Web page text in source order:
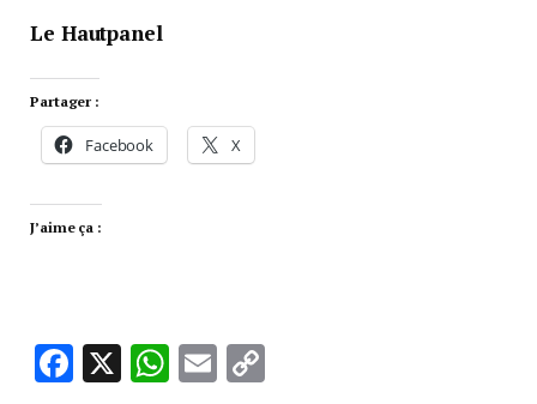
Le Hautpanel
Partager :
Facebook X
J’aime ça :
Facebook
X WhatsApp
Email